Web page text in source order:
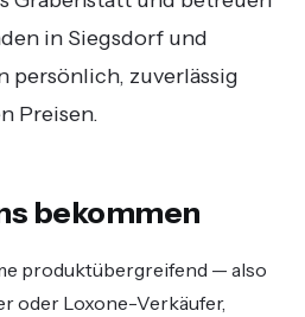
in Siegsdorf und
persönlich, zuverlässig
Preisen.
bekommen
produktübergreifend — also
oder Loxone-Verkäufer,